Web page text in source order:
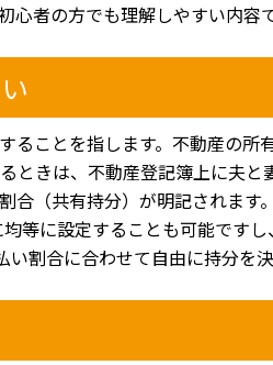
心者の方でも理解しやすい内容
ることを指します。不動産の所
ときは、不動産登記簿上に夫と
（共有持分）が明記されます。
等に設定することも可能です
割合に合わせて自由に持分を